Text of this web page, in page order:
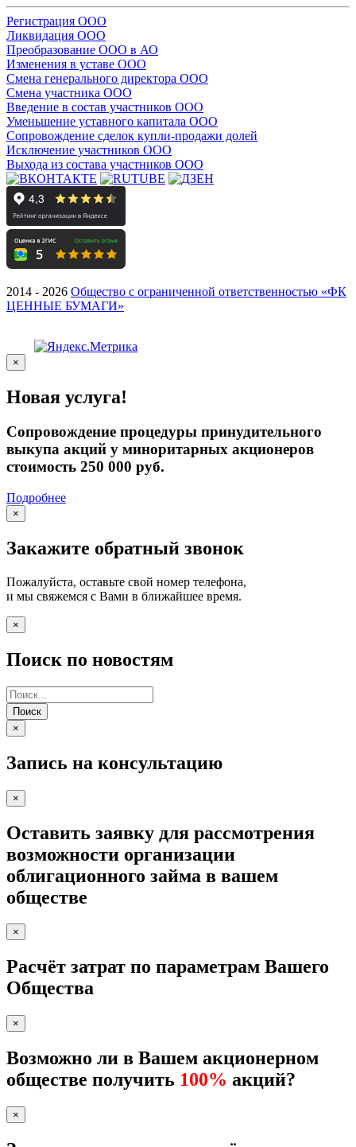
Регистрация ООО
Ликвидация ООО
Преобразование ООО в АО
Изменения в уставе ООО
Смена генерального директора ООО
Смена участника ООО
Введение в состав участников ООО
Уменьшение уставного капитала ООО
Сопровождение сделок купли-продажи долей
Исключение участников ООО
Выхода из состава участников ООО
2014 - 2026 Общество с ограниченной ответственностью «ФК
ЦЕННЫЕ БУМАГИ»
×
Новая услуга!
Сопровождение процедуры принудительного
выкупа акций у миноритарных акционеров
стоимость 250 000 руб.
Подробнее
×
Закажите обратный звонок
Пожалуйста, оставьте свой номер телефона,
и мы свяжемся с Вами в ближайшее время.
×
Поиск по новостям
Поиск
×
Запись на консультацию
×
Оставить заявку для рассмотрения
возможности организации
облигационного займа в вашем
обществе
×
Расчёт затрат по параметрам Вашего
Общества
×
Возможно ли в Вашем акционерном
обществе получить 100% акций?
×